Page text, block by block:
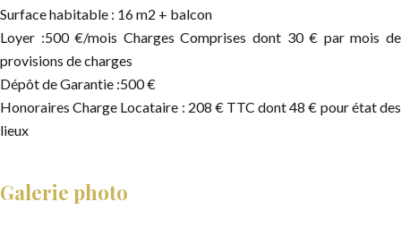
Surface habitable : 16 m2 + balcon
Loyer :500 €/mois Charges Comprises dont 30 € par mois de
provisions de charges
Dépôt de Garantie :500 €
Honoraires Charge Locataire : 208 € TTC dont 48 € pour état des
lieux
Galerie photo